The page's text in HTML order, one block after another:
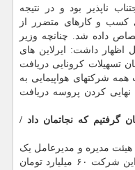
ناپذیر بود و در نتیجه
کسب و کارهای متضرر از
داده شد. چنانچه وزیر
اظهار داشت: ایرلاین های
و ۵۵۴ میلیارد تومان تسهیلات کرونایی دریافت
همه شرکتهای هواپیمایی به
نهایی کردن پروسه دریافت
۶۰ میلیارد تومان گرفتیم که نجاتمان داد /
هیئت مدیره و مدیرعامل یک
شرکت هواپیمایی اظهار داشت: ما در این شرکت ۶۰ میلیارد تومان